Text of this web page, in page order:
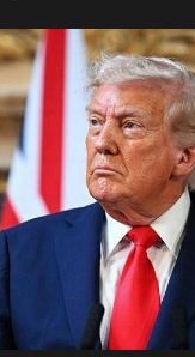
Նայրոբիում
Սևանի
ու Ճամբարակի
բժիշկները Սևանա
փրկել են 27-